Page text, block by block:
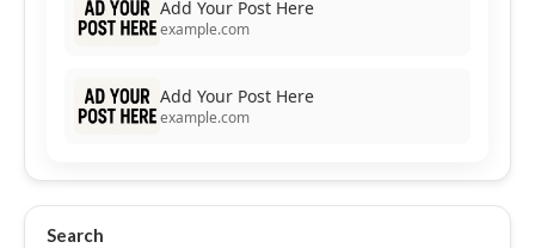
Add Your Post Here
example.com
Add Your Post Here
example.com
Search